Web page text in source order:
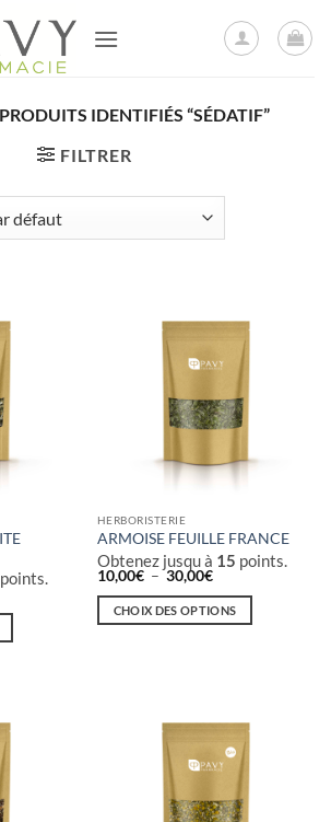
PRODUITS IDENTIFIÉS “SÉDATIF”
FILTRER
points.
HERBORISTERIE
ARMOISE FEUILLE FRANCE
Obtenez jusqu à 15 points.
10,00€ – 30,00€Plage
prix :
10,00€
CHOIX DES OPTIONS
variations.